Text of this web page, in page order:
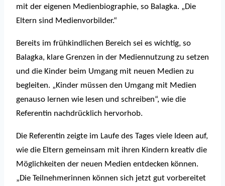
mit der eigenen Medienbiographie, so Balagka. „Die
Eltern sind Medienvorbilder.“
Bereits im frühkindlichen Bereich sei es wichtig, so
Balagka, klare Grenzen in der Mediennutzung zu setzen
und die Kinder beim Umgang mit neuen Medien zu
begleiten. „Kinder müssen den Umgang mit Medien
genauso lernen wie lesen und schreiben“, wie die
Referentin nachdrücklich hervorhob.
Die Referentin zeigte im Laufe des Tages viele Ideen auf,
wie die Eltern gemeinsam mit ihren Kindern kreativ die
Möglichkeiten der neuen Medien entdecken können.
„Die Teilnehmerinnen können sich jetzt gut vorbereitet